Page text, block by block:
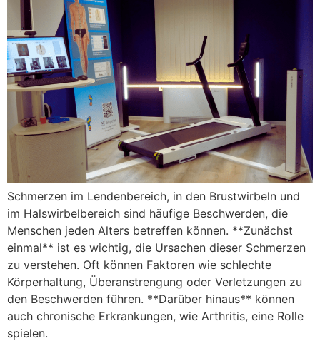
Schmerzen im Lendenbereich, in den Brustwirbeln und
im Halswirbelbereich sind häufige Beschwerden, die
Menschen jeden Alters betreffen können. **Zunächst
einmal** ist es wichtig, die Ursachen dieser Schmerzen
zu verstehen. Oft können Faktoren wie schlechte
Körperhaltung, Überanstrengung oder Verletzungen zu
den Beschwerden führen. **Darüber hinaus** können
auch chronische Erkrankungen, wie Arthritis, eine Rolle
spielen.